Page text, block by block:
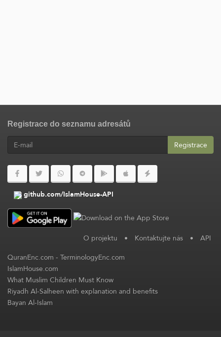
Registrace do seznamu adresátů
Registrace
github.com/IslamHouse-API
O projektu • Kontaktujte nás • API
QuranEnc.com-TerminologyEnc.com
IslamHouse.com
What Muslim Children Must Know
Riyadh Al-Salheen with explanation and benefits
Bayan Al-Islam